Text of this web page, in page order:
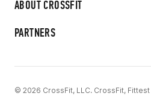
ABOUT CROSSFIT
PARTNERS
© 2026 CrossFit, LLC. CrossFit, Fittest